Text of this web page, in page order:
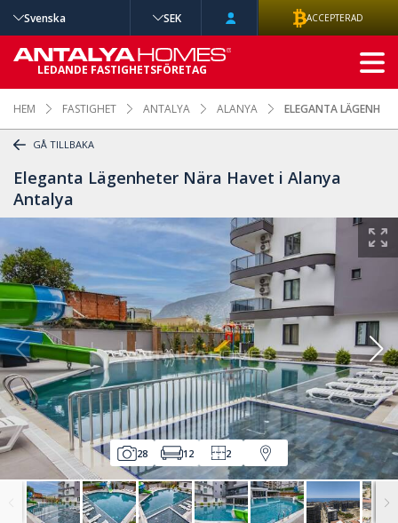
HEM FASTIGHET ANTALYA ALANYA ELEGANTA
GÅ TILLBAKA
Eleganta Lägenheter Nära Havet i Alanya
Antalya
28 12 2
Svenska SEK ACCEPTERAD
LEDANDE FASTIGHETSFÖRETAG
AVANCERAD
SÖKNING